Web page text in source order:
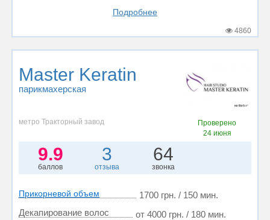
Подробнее
4860
Master Keratin
парикмахерская
метро Тракторный завод
Проверено
24 июня
9.9
баллов
3
отзыва
64
звонка
Прикорневой объем
1700 грн. / 150 мин.
Декапирование волос
от 4000 грн. / 180 мин.